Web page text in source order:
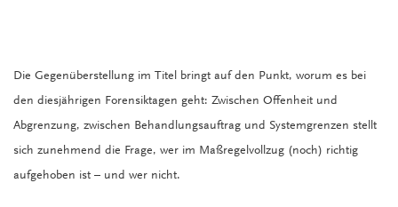
Die Gegenüberstellung im Titel bringt auf den Punkt, worum es bei
den diesjährigen Forensiktagen geht: Zwischen Offenheit und
Abgrenzung, zwischen Behandlungsauftrag und Systemgrenzen stellt
sich zunehmend die Frage, wer im Maßregelvollzug (noch) richtig
aufgehoben ist – und wer nicht.